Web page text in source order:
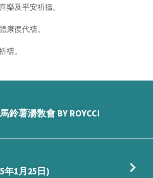
樂及平安祈禱。
康復代禱。
禱。
鈴薯湯敎會 BY ROYCCI
年1月25日)